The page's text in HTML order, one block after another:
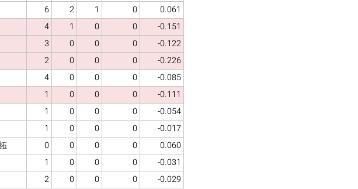
6 2 1 0
0.061
4 1 0 0
-0.151
3 0 0 0 -0.122
2 0 0 0
-0.226
4 0 0 0 -0.085
1 0 0 0 -0.111
1 0 0 0
-0.054
1 0 0 0 -0.017
0 0 0 0 0.060
1 0 0 0 -0.031
2 0 0 0 -0.029